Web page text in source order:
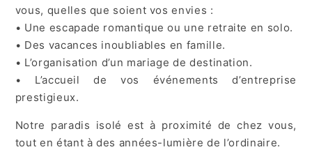
vous, quelles que soient vos envies :
• Une escapade romantique ou une retraite en solo.
• Des vacances inoubliables en famille.
• L’organisation d’un mariage de destination.
• L’accueil de vos événements d’entreprise
prestigieux.
Notre paradis isolé est à proximité de chez vous,
tout en étant à des années-lumière de l’ordinaire.